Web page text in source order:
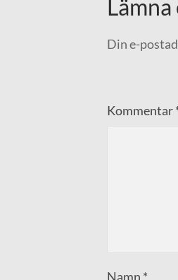
Din e-
Kommentar
Namn *